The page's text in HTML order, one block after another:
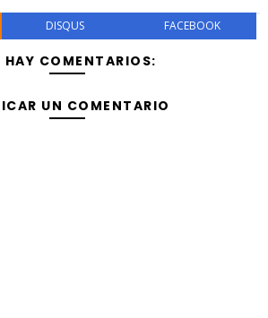
DISQUS FACEBOOK
HAY COMENTARIOS:
UN COMENTARIO